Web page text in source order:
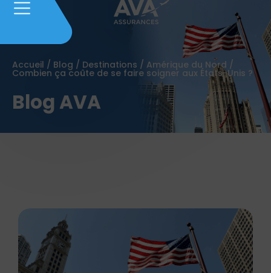
Accueil / Blog / Destinations / Amérique du Nord /
Combien ça coûte de se faire soigner aux États-Unis ?
Blog AVA